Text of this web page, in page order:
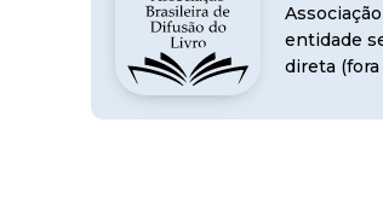
entidade
direta